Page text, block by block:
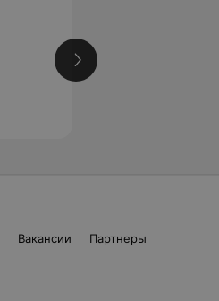
Вакансии
Партнеры